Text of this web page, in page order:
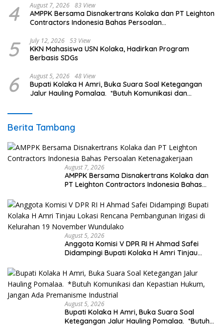
4 August 7, 2026 83 View
AMPPK Bersama Disnakertrans Kolaka dan PT Leighton
Contractors Indonesia Bahas Persoalan
5 July 12, 2026 53 View
KKN Mahasiswa USN Kolaka, Hadirkan Program
Berbasis SDGs
6 August 5, 2026 48 View
Bupati Kolaka H Amri, Buka Suara Soal Ketegangan
Jalur Hauling Pomalaa. *Butuh Komunikasi dan
Berita Tambang
August 7, 2026
AMPPK Bersama Disnakertrans Kolaka dan
PT Leighton Contractors Indonesia Bahas
August 5, 2026
Anggota Komisi V DPR RI H Ahmad Safei
Didampingi Bupati Kolaka H Amri Tinjau
Kelurahan 19 November Wundulako
August 5, 2026
Bupati Kolaka H Amri, Buka Suara Soal
Ketegangan Jalur Hauling Pomalaa. *Butuh